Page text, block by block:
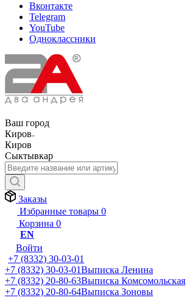
Вконтакте
Telegram
YouTube
Одноклассники
Ваш город
Киров
Киров
Сыктывкар
Заказы
Избранные товары 0
Корзина 0
EN
Войти
+7 (8332) 30-03-01
+7 (8332) 30-03-01Выписка Ленина
+7 (8332) 20-80-63Выписка Комсомольская
+7 (8332) 20-80-64Выписка Зоновы